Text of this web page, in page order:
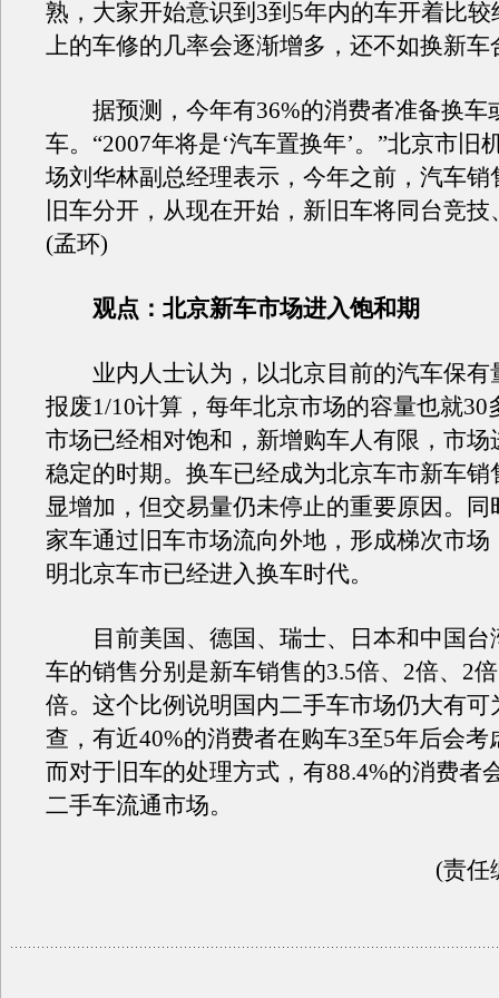
熟，大家开始意识到3到5年内的车开着比较
上的车修的几率会逐渐增多，还不如换新车
据预测，今年有36%的消费者准备换车
车。“2007年将是‘汽车置换年’。”北京市旧
场刘华林副总经理表示，今年之前，汽车销
旧车分开，从现在开始，新旧车将同台竞
(孟环)
观点：北京新车市场进入饱和期
业内人士认为，以北京目前的汽车保有
报废1/10计算，每年北京市场的容量也就30
市场已经相对饱和，新增购车人有限，市场
稳定的时期。换车已经成为北京车市新车销
显增加，但交易量仍未停止的重要原因。同
家车通过旧车市场流向外地，形成梯次市场
明北京车市已经进入换车时代。
目前美国、德国、瑞士、日本和中国台
车的销售分别是新车销售的3.5倍、2倍、2
倍。这个比例说明国内二手车市场仍大有可
查，有近40%的消费者在购车3至5年后会考
而对于旧车的处理方式，有88.4%的消费者
二手车流通市场。
(责任